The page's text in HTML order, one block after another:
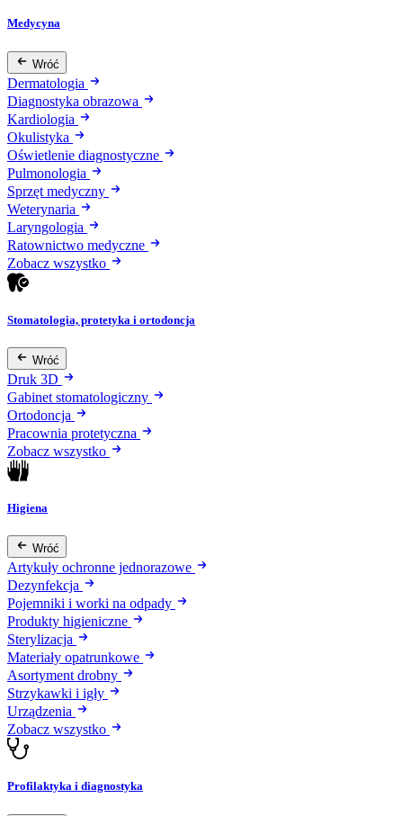
Medycyna
Wróć
Dermatologia
Diagnostyka obrazowa
Kardiologia
Okulistyka
Oświetlenie diagnostyczne
Pulmonologia
Sprzęt medyczny
Weterynaria
Laryngologia
Ratownictwo medyczne
Zobacz wszystko
Stomatologia, protetyka i ortodoncja
Wróć
Druk 3D
Gabinet stomatologiczny
Ortodoncja
Pracownia protetyczna
Zobacz wszystko
Higiena
Wróć
Artykuły ochronne jednorazowe
Dezynfekcja
Pojemniki i worki na odpady
Produkty higieniczne
Sterylizacja
Materiały opatrunkowe
Asortyment drobny
Strzykawki i igły
Urządzenia
Zobacz wszystko
Profilaktyka i diagnostyka